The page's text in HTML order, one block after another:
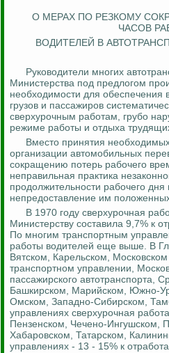
О МЕРАХ ПО РЕЗКОМУ
ЧАСОВ
ВОДИТЕЛЕЙ В
Руководители многих
Министерства под предлогом
необходимости для обеспечения
грузов и пассажиров
сверхурочным работам, грубо
режиме работы и отдыха
Вместо принятия
организации автомобильных
сокращению потерь рабочего
неправильная практика
продолжительности рабочего дня
непредоставление им
В 1970 году сверхурочная
Министерству составила 9,7% к
По многим транспортным
работы водителей еще выше. В
Вятском, Карельском,
транспортном управлении,
пассажирского автотранспорта,
Башкирском, Марийском, Южно-
Омском, Западно-Сибирском,
управлениях сверхурочная
Пензенском, Чечено-Ингушском,
Хабаровском, Татарском,
управлениях - 13 - 15% к